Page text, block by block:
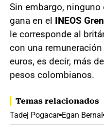
Sin embargo,
gana en el INEOS
le corresponde al
con una
euros, es decir, más
pesos colombianos.
Temas relacionados
Tadej Pogacar Egan Bernal